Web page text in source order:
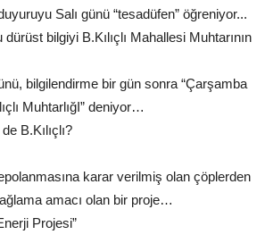
Salı günü “tesadüfen” öğreniyor...
bilgiyi B.Kılıçlı Mahallesi Muhtarının
bilgilendirme bir gün sonra “Çarşamba
MuhtarlığI” deniyor…
B.Kılıçlı?
karar verilmiş olan çöplerden
amacı olan bir proje…
Projesi”